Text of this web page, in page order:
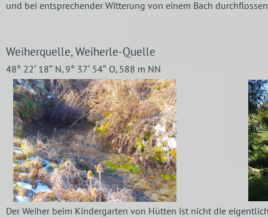
und bei entsprechender Witterung von einem Bach
Weiherquelle, Weiherle-Quelle
48° 22′ 18″ N, 9° 37′ 54″ O, 588 m NN
Der Weiher beim Kindergarten von Hütten ist nicht die